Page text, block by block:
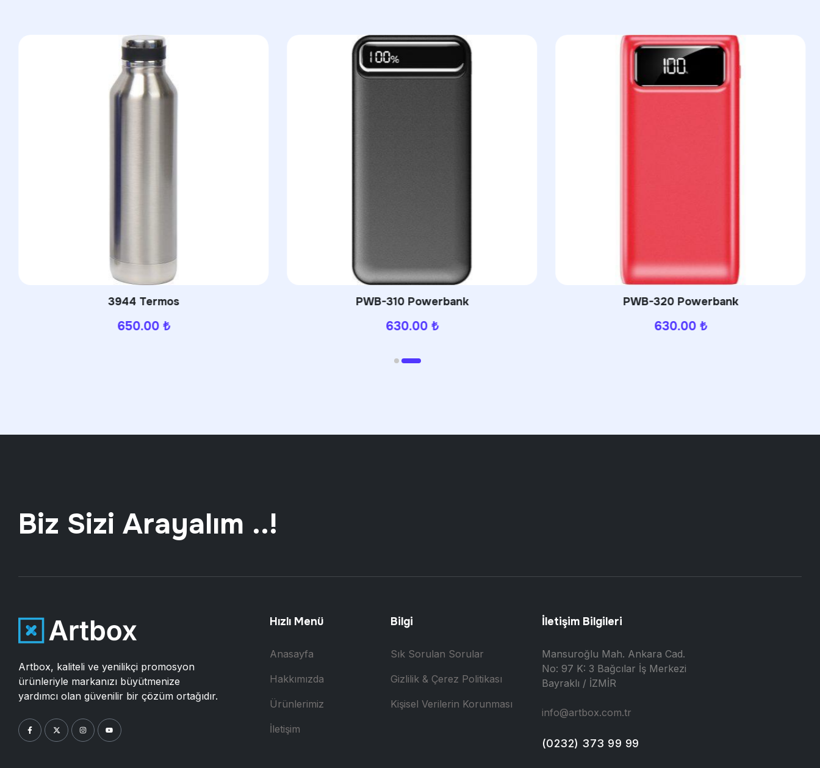
3944 Termos
650.00 ₺
PWB-310 Powerbank
630.00 ₺
PWB-320 Powerbank
630.00 ₺
Biz Sizi Arayalım ..!
Artbox, kaliteli ve yenilikçi promosyon
ürünleriyle markanızı büyütmenize
yardımcı olan güvenilir bir çözüm ortağıdır.
Hızlı Menü
Anasayfa
Hakkımızda
Ürünlerimiz
İletişim
Bilgi
Sık Sorulan Sorular
Gizlilik & Çerez Politikası
Kişisel Verilerin Korunması
İletişim Bilgileri
Mansuroğlu Mah. Ankara Cad.
No: 97 K: 3 Bağcılar İş Merkezi
Bayraklı / İZMİR
info@artbox.com.tr
(0232) 373 99 99